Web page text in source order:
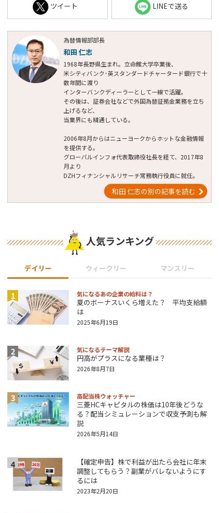
ツイート LINEで送る
為替情報部部長
和田 仁志
1968年長野県生まれ。立命館大学卒業後、
米シティバンク･英スタンダードチャータード銀行で十
数年間に渡り
インターバンクディーラーとして一線で活躍。
その後は、証券会社などで外国為替証拠金業務を立ち
上げるなど、
当業界にも精通している。
2006年8月からはニューヨークからホットな金融情報
を提供する。
グローバルインフォ代表取締役社長を経て、2017年8
月より
DZHフィナンシャルリサーチ常務執行役員に就任。
和田 仁志の別の記事を読む
人気ランキング
デイリー ウィークリー マンスリー
1 気になるあの企業の給料は？
夏のボーナスいくら増えた？ 平均支給額
は
2025年6月19日
2 気になるテーマ解説
円高がプラスになる業種は？
2026年8月7日
3 高配当株ウォッチャー
三菱HCキャピタルの株価は10年後どうな
る？配当シミュレーションで収支予測も解
説
2026年5月14日
4
【確定申告】株で利益が出たら会社に年末
調整してもらう？副業がバレないようにす
るには
2023年2月20日